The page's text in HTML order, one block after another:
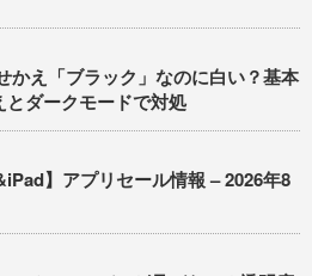
かえ「ブラック」なのに白い？基本
とダークモードで対処
】アプリセール情報 – 2026年8